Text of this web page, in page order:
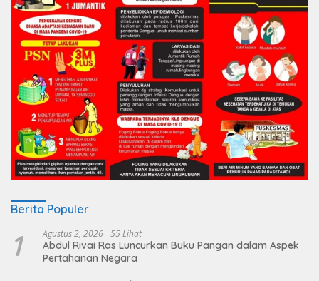
Berita Populer
1 Agustus 2, 2026 55 Lihat
Abdul Rivai Ras Luncurkan Buku Pangan dalam Aspek
Pertahanan Negara